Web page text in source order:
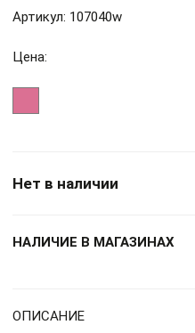
Артикул: 107040w
Цена:
Нет в наличии
НАЛИЧИЕ В МАГАЗИНАХ
ОПИСАНИЕ